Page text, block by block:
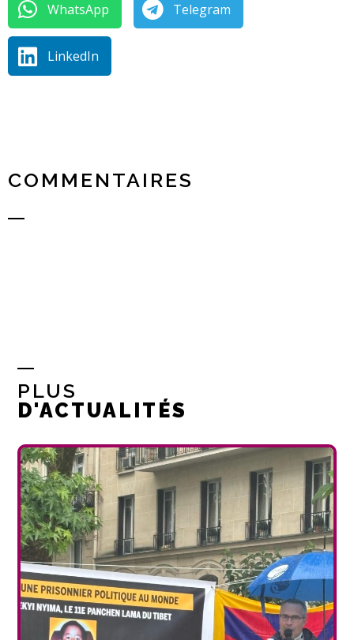
WhatsApp Telegram
LinkedIn
COMMENTAIRES
PLUS
D'ACTUALITÉS